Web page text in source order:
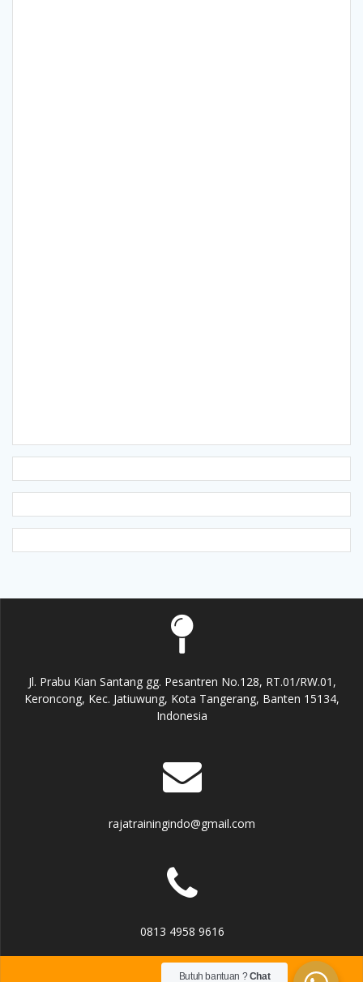
Jl. Prabu Kian Santang gg. Pesantren No.128, RT.01/RW.01,
Keroncong, Kec. Jatiuwung, Kota Tangerang, Banten 15134,
Indonesia
rajatrainingindo@gmail.com
0813 4958 9616
Butuh bantuan ?Chat